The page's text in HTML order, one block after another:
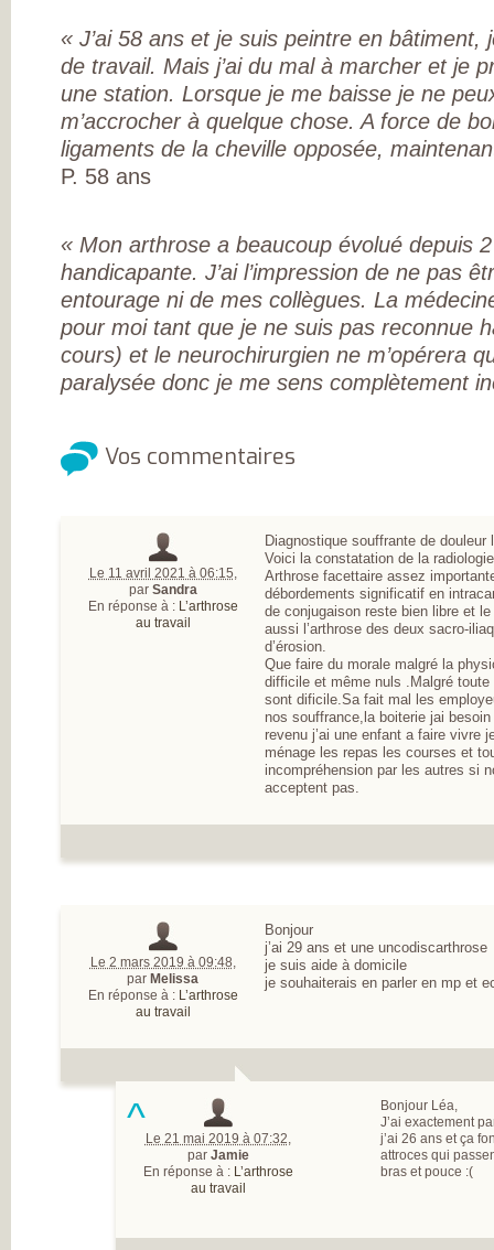
PAS...
L’ARTHROSE
L’ARTHROSE
ÊTRE ÉVITÉE
L’ARTHROSE SE
SOIGNE
LA RECHERCHE
EN MARCHE
QU’EST-CE QUE
L’ARTHROSE ?
LES FACTEURS
RISQUES
LES
MÉDICAUX
LES
NON
LES TYPES
TRAITEZ VOTRE
DOULEUR
ENQUÊTE SUR
L’ARTHROSE
RÉSULTATS DE
PREMIÈRE
ENQUÊTE
PARTICIPEZ À LA
GRANDE
POUR
VOS ATTENTES
DANS
L’ARTHROSE,
MALADIE DE
L’ARTICULATION
D’IMPORTANTS
PERTURBÉ
DES BESOINS
LARGEMENT
INSATISFAITS
« J’ai 58 ans et je suis peintre en bâtiment,
de travail. Mais j’ai du mal à marcher et je
une station. Lorsque je me baisse je ne
m’accrocher à quelque chose. A force de
ligaments de la cheville opposée,
P. 58 ans
« Mon arthrose a beaucoup évolué depuis
handicapante. J’ai l’impression de ne pas
entourage ni de mes collègues. La
pour moi tant que je ne suis pas reconnue
cours) et le neurochirurgien ne m’opérera
paralysée donc je me sens complètement
Vos commentaires
Le 11 avril 2021 à 06:15
par Sandra
En réponse à : L’arthrose
au travail
Diagnostique souffrante de
Voici la constatation de la
Arthrose facettaire assez
débordements significatif en
de conjugaison reste bien libre et
aussi l’arthrose des deux sacro-
d’érosion.
Que faire du morale malgré la
difficile et même nuls .Malgré
sont dificile.Sa fait mal les
nos souffrance,la boiterie jai
revenu j’ai une enfant a faire vivre
ménage les repas les courses et
incompréhension par les autres si
acceptent pas.
Le 2 mars 2019 à 09:48
par Melissa
En réponse à : L’arthrose
au travail
Bonjour
j’ai 29 ans et une uncodiscarthrose
je suis aide à domicile
je souhaiterais en parler en mp et
^Le 21 mai 2019 à 07:32
par Jamie
En réponse à : L’arthrose
au travail
Bonjour Léa,
J’ai exactement
j’ai 26 ans et ça
attroces qui
bras et pouce :(